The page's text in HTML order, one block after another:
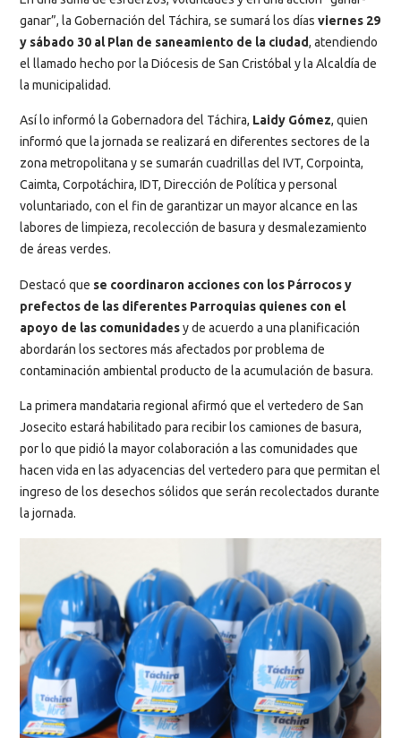
ganar”, la Gobernación del Táchira, se sumará los días viernes 29
y sábado 30 al Plan de saneamiento de la ciudad, atendiendo
el llamado hecho por la Diócesis de San Cristóbal y la Alcaldía de
la municipalidad.
Así lo informó la Gobernadora del Táchira, Laidy Gómez, quien
informó que la jornada se realizará en diferentes sectores de la
zona metropolitana y se sumarán cuadrillas del IVT, Corpointa,
Caimta, Corpotáchira, IDT, Dirección de Política y personal
voluntariado, con el fin de garantizar un mayor alcance en las
labores de limpieza, recolección de basura y desmalezamiento
de áreas verdes.
Destacó que se coordinaron acciones con los Párrocos y
prefectos de las diferentes Parroquias quienes con el
apoyo de las comunidadesy de acuerdo a una planificación
abordarán los sectores más afectados por problema de
contaminación ambiental producto de la acumulación de basura.
La primera mandataria regional afirmó que el vertedero de San
Josecito estará habilitado para recibir los camiones de basura,
por lo que pidió la mayor colaboración a las comunidades que
hacen vida en las adyacencias del vertedero para que permitan el
ingreso de los desechos sólidos que serán recolectados durante
la jornada.